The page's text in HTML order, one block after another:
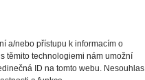
a/nebo přístupu k informacím o
těmito technologiemi nám umožní
ID na tomto webu. Nesouhlas